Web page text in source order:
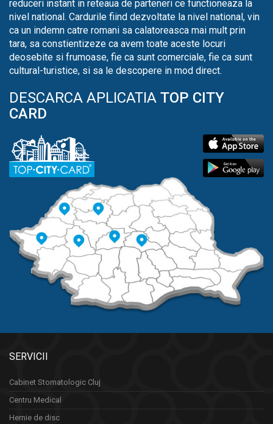
reduceri instant in reteaua de parteneri ce functioneaza la
nivel national. Cardurile fiind dezvoltate la nivel national, vin
ca un indemn catre romani sa calatoreasca mai mult prin
tara, sa constientizeze ca avem toate aceste locuri
deosebite si frumoase, fie ca sunt comerciale, fie ca sunt
cultural-turistice, si sa le descopere in mod direct.
DESCARCA APLICATIA TOP CITY
CARD
SERVICII
Cabinet Stomatologic Cluj
Centru Medical
Hernie de disc